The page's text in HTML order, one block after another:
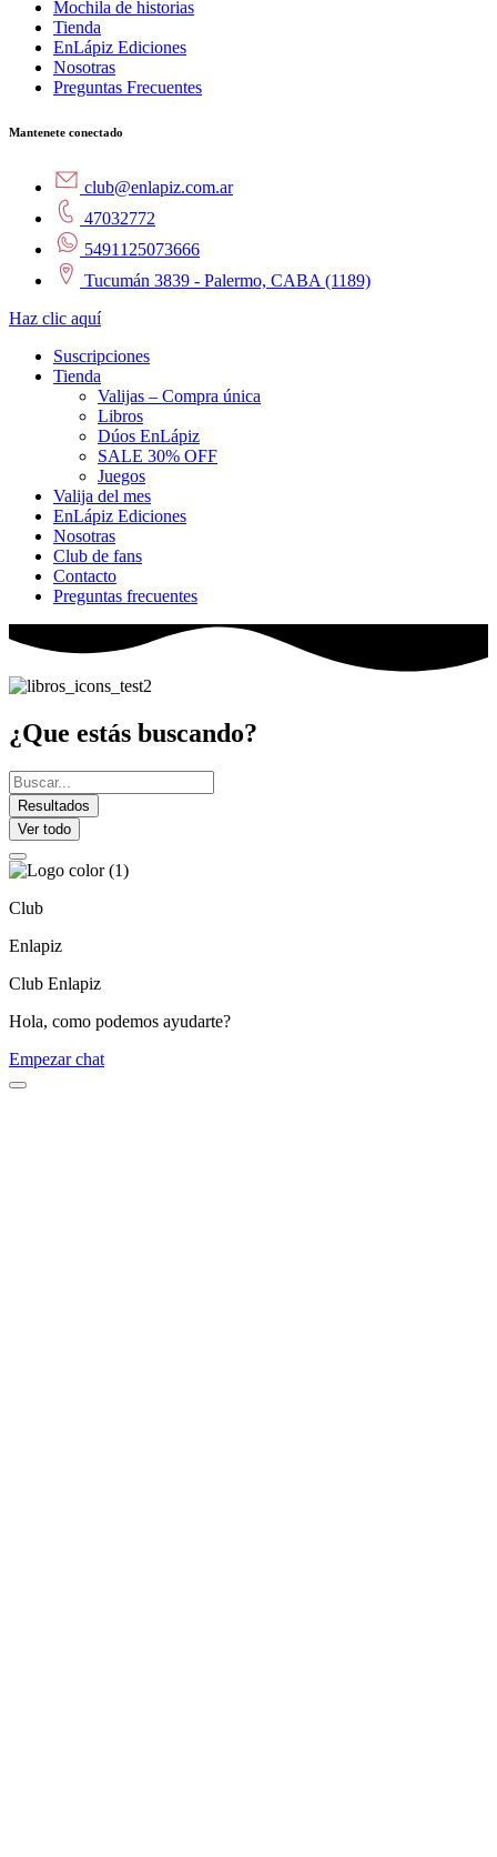
Mochila de historias
Tienda
EnLápiz Ediciones
Nosotras
Preguntas Frecuentes
Mantenete conectado
club@enlapiz.com.ar
47032772
5491125073666
Tucumán 3839 - Palermo, CABA (1189)
Haz clic aquí
Suscripciones
Tienda
Valijas – Compra única
Libros
Dúos EnLápiz
SALE 30% OFF
Juegos
Valija del mes
EnLápiz Ediciones
Nosotras
Club de fans
Contacto
Preguntas frecuentes
¿Que estás buscando?
Search
...Resultados
Ver todo
Club
Enlapiz
Club Enlapiz
Hola, como podemos ayudarte?
Empezar chat